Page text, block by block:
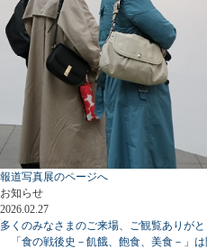
報道写真展のページへ
お知らせ
2026.02.27
多くのみなさまのご来場、ご観覧ありが
「食の戦後史－飢餓、飽食、美食－」は